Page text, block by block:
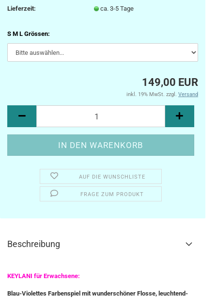
Lieferzeit:
ca. 3-5 Tage
S M L Grössen:
149,00 EUR
inkl. 19% MwSt. zzgl. Versand
AUF DIE WUNSCHLISTE
FRAGE ZUM PRODUKT
Beschreibung
KEYLANI für Erwachsene:
Blau-Violettes Farbenspiel mit wunderschöner Flosse, leuchtend-